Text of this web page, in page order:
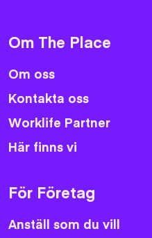
Om The Place
Om oss
Kontakta oss
Worklife Partner
Här finns vi
För Företag
Anställ som du vill